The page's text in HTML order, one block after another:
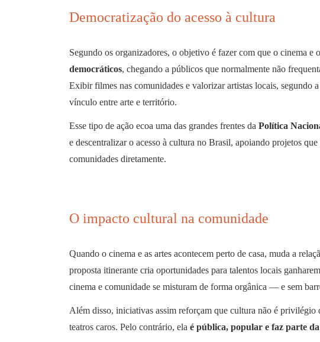
Democratização do acesso à cultura
Segundo os organizadores, o objetivo é fazer com que o cinema e
democráticos, chegando a públicos que normalmente não
Exibir filmes nas comunidades e valorizar artistas locais, segundo
vínculo entre arte e território.
Esse tipo de ação ecoa uma das grandes frentes da Política
e descentralizar o acesso à cultura no Brasil, apoiando projetos
comunidades diretamente.
O impacto cultural na comunidade
Quando o cinema e as artes acontecem perto de casa, muda a
proposta itinerante cria oportunidades para talentos locais
cinema e comunidade se misturam de forma orgânica — e sem
Além disso, iniciativas assim reforçam que cultura não é privilégio
teatros caros. Pelo contrário, ela é pública, popular e faz parte da